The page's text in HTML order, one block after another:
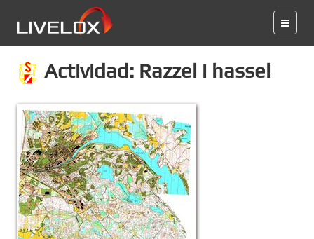
Actividad: Razzel i hassel